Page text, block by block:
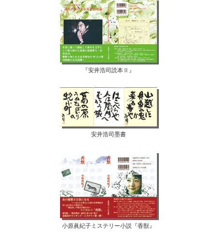
『安井浩司読本Ⅱ』
安井浩司墨書
小原眞紀子ミステリー小説『香獣』